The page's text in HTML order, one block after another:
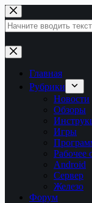
Перейти
к
сути
Ничего
не
найденоГлавная
Рубрики
Новости
Обзоры
Игры
Рабочее
Android
Сервер
Железо
Форум